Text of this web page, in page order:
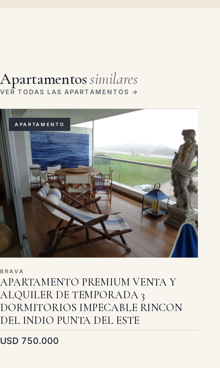
Apartamentossimilares
VER TODAS LAS APARTAMENTOS →
APARTAMENTO
BRAVA
APARTAMENTO PREMIUM VENTA Y
ALQUILER DE TEMPORADA 3
DORMITORIOS IMPECABLE RINCON
DEL INDIO PUNTA DEL ESTE
USD 750.000